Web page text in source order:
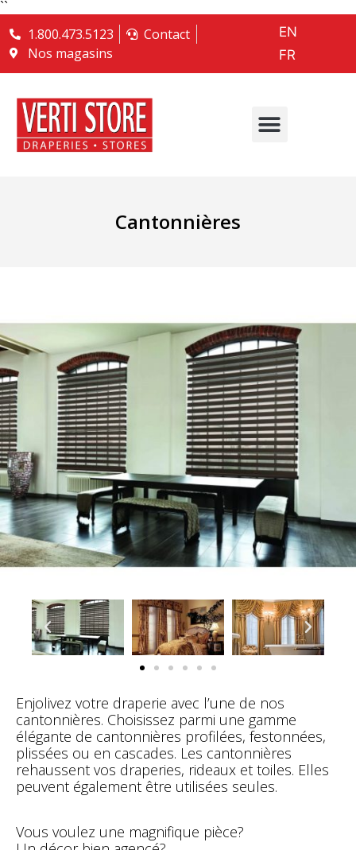
``
1.800.473.5123
Contact
Nos magasins
EN
FR
Cantonnières
Enjolivez votre draperie avec l’une de nos
cantonnières. Choisissez parmi une gamme
élégante de cantonnières profilées, festonnées,
plissées ou en cascades. Les cantonnières
rehaussent vos draperies, rideaux et toiles. Elles
peuvent également être utilisées seules.
Vous voulez une magnifique pièce?